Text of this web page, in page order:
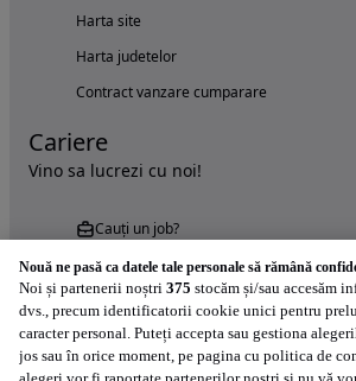
Harta site
Harta judetelor
Contract vanzare cumparare
Cariere
Vino sa lucrezi cu noi!
Cauți un job?
Nouă ne pasă ca datele tale personale să rămână
Noi și partenerii noștri 375 stocăm și/sau accesăm
dvs., precum identificatorii cookie unici pentru
caracter personal. Puteți accepta sau gestiona
jos sau în orice moment, pe pagina cu politica de